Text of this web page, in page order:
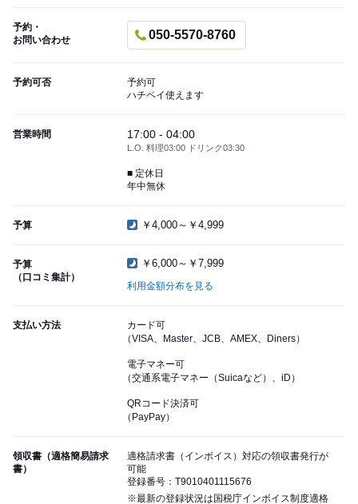
予約・
お問い合わせ
050-5570-8760
予約可否
予約可
ハチペイ使えます
営業時間 17:00 - 04:00
L.O. 料理03:00 ドリンク03:30
■ 定休日
年中無休
予算 ￥4,000～￥4,999
予算
（口コミ集計）
￥6,000～￥7,999
利用金額分布を見る
支払い方法
カード可
（VISA、Master、JCB、AMEX、Diners）
電子マネー可
（交通系電子マネー（Suicaなど）、iD）
QRコード決済可
（PayPay）
領収書（適格簡易請求
書）
適格請求書（インボイス）対応の領収書発行が
可能
登録番号：T9010401115676
※最新の登録状況は国税庁インボイス制度適格